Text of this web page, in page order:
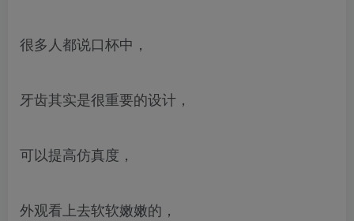
很多人都说口杯中，
牙齿其实是很重要的设计，
可以提高仿真度，
外观看上去软软嫩嫩的，